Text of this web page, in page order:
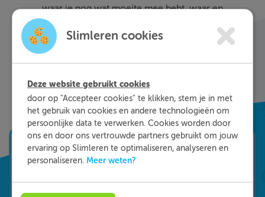
waar je nog wat moeite mee hebt, waar en
wanneer je maar wilt. Theorie-uitleg, video-
colleges, vuistregels en meer helpen jou om de
stof sneller te begrijpen. Daarnaast krijg je bij
ieder fout gegeven antwoord direct een heldere
uitleg hoe je de vraag het beste kunt oplossen.
Zo leer je sneller en effectiever; dat is pas
Slimleren!
Slimleren cookies
Deze website gebruikt cookies
door op "Accepteer cookies" te klikken, stem je in met
het gebruik van cookies en andere technologieën om
persoonlijke data te verwerken. Cookies worden door
ons en door ons vertrouwde partners gebruikt om jouw
ervaring op Slimleren te optimaliseren, analyseren en
personaliseren. Meer weten?